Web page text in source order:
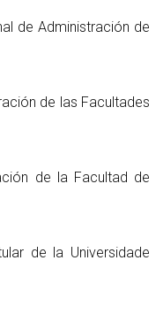
de Administración de
de las Facultades
de la Facultad de
de la Universidade